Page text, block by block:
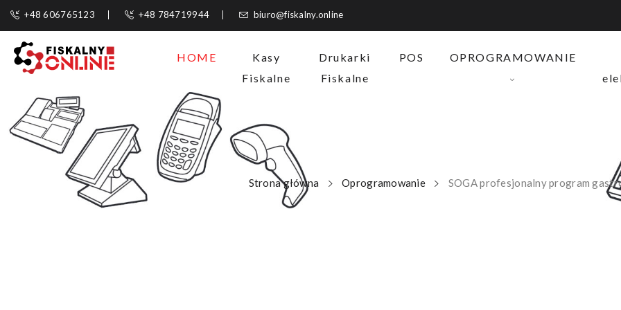
+48 606765123 +48 784719944 biuro@fiskalny.online
HOME
Kasy
Fiskalne
Drukarki
Fiskalne
POS OPROGRAMOWANIE
Strona główna Oprogramowanie SOGA profesjonalny program